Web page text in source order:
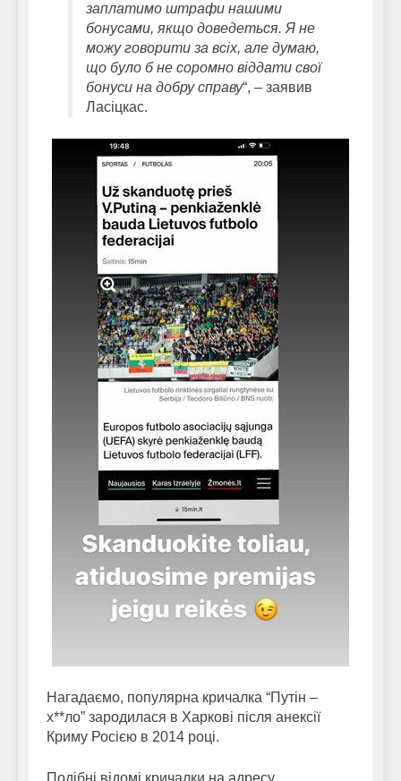
заплатимо штрафи нашими
бонусами, якщо доведеться. Я не
можу говорити за всіх, але думаю,
що було б не соромно віддати свої
бонуси на добру справу“, – заявив
Ласіцкас.
Нагадаємо, популярна кричалка “Путін –
х**ло” зародилася в Харкові після анексії
Криму Росією в 2014 році.